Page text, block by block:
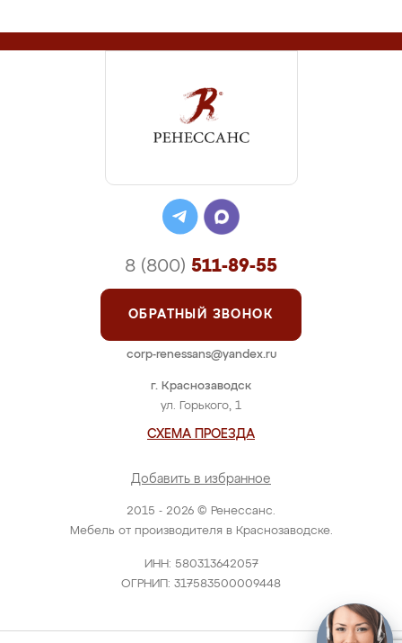
2015 - 2026 © Ренессанс.
Мебель от производителя в Краснозаводске.
ИНН: 580313642057
ОГРНИП: 317583500009448
г. Краснозаводск
ул. Горького, 1
СХЕМА ПРОЕЗДА
Добавить в избранное
8 (800) 511-89-55
ОБРАТНЫЙ ЗВОНОК
corp-renessans@yandex.ru